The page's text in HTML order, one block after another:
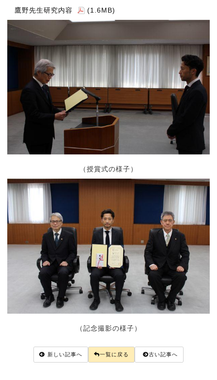
鷹野先生研究内容
(1.6MB)
（授賞式の様子）
（記念撮影の様子）
新しい記事へ 一覧に戻る 古い記事へ